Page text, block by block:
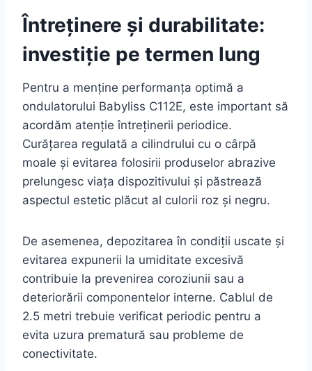
Întreținere și durabilitate:
investiție pe termen lung
Pentru a menține performanța optimă a
ondulatorului Babyliss C112E, este important să
acordăm atenție întreținerii periodice.
Curățarea regulată a cilindrului cu o cârpă
moale și evitarea folosirii produselor abrazive
prelungesc viața dispozitivului și păstrează
aspectul estetic plăcut al culorii roz și negru.
De asemenea, depozitarea în condiții uscate și
evitarea expunerii la umiditate excesivă
contribuie la prevenirea coroziunii sau a
deteriorării componentelor interne. Cablul de
2.5 metri trebuie verificat periodic pentru a
evita uzura prematură sau probleme de
conectivitate.